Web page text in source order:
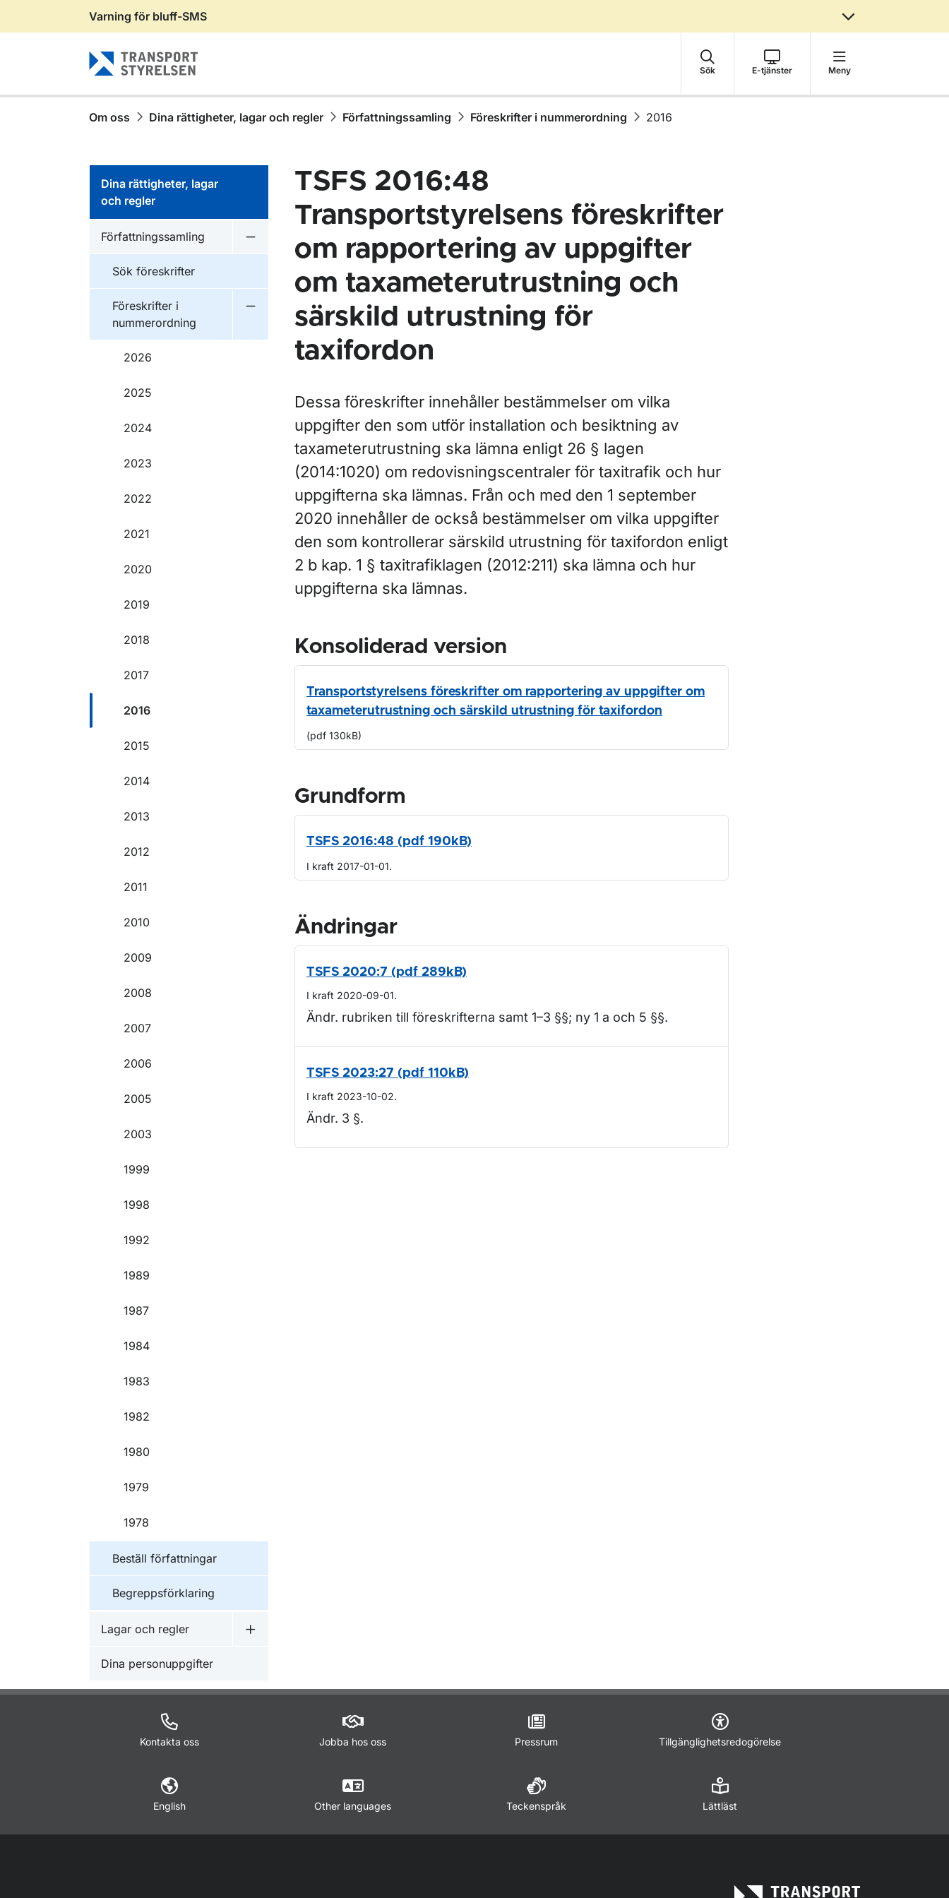
Gå till sidans innehåll
Varning för bluff-SMS
Sök E-tjänster Meny
Om oss Dina rättigheter, lagar och regler Författningssamling Föreskrifter i nummerordning 2016
Dina rättigheter, lagar
och regler
Författningssamling
Undermeny för Författningssamling
Sök föreskrifter
Föreskrifter i
nummerordning
Undermeny för Föreskrifter i nummerordning
2026
2025
2024
2023
2022
2021
2020
2019
2018
2017
2016
2015
2014
2013
2012
2011
2010
2009
2008
2007
2006
2005
2003
1999
1998
1992
1989
1987
1984
1983
1982
1980
1979
1978
Beställ författningar
Begreppsförklaring
Lagar och regler
Undermeny för Lagar och regler
Dina personuppgifter
TSFS 2016:48
Transportstyrelsens föreskrifter
om rapportering av uppgifter
om taxameterutrustning och
särskild utrustning för
taxifordon
Dessa föreskrifter innehåller bestämmelser om vilka
uppgifter den som utför installation och besiktning av
taxameterutrustning ska lämna enligt 26 § lagen
(2014:1020) om redovisningscentraler för taxitrafik och hur
uppgifterna ska lämnas. Från och med den 1 september
2020 innehåller de också bestämmelser om vilka uppgifter
den som kontrollerar särskild utrustning för taxifordon enligt
2 b kap. 1 § taxitrafiklagen (2012:211) ska lämna och hur
uppgifterna ska lämnas.
Konsoliderad version
Transportstyrelsens föreskrifter om rapportering av uppgifter om
taxameterutrustning och särskild utrustning för taxifordon
(pdf 130kB)
Grundform
TSFS 2016:48 (pdf 190kB)
I kraft 2017-01-01.
Ändringar
TSFS 2020:7 (pdf 289kB)
I kraft 2020-09-01.
Ändr. rubriken till föreskrifterna samt 1–3 §§; ny 1 a och 5 §§.
TSFS 2023:27 (pdf 110kB)
I kraft 2023-10-02.
Ändr. 3 §.
Kontakta oss Jobba hos oss Pressrum Tillgänglighetsredogörelse
English Other languages Teckenspråk Lättläst